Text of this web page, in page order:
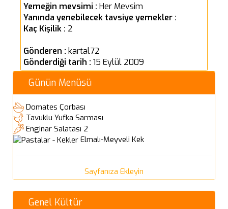
Yemeğin mevsimi : Her Mevsim
Yanında yenebilecek tavsiye yemekler :
Kaç Kişilik : 2
Gönderen : kartal72
Gönderdiği tarih : 15 Eylül 2009
Günün Menüsü
Domates Çorbası
Tavuklu Yufka Sarması
Enginar Salatası 2
Elmalı-Meyveli Kek
Sayfanıza Ekleyin
Genel Kültür